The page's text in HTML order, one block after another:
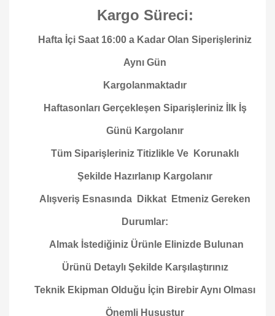
Kargo Süreci:
Hafta İçi Saat 16:00 a Kadar Olan Siperişleriniz
Aynı Gün
Kargolanmaktadır
Haftasonları Gerçekleşen Siparişleriniz İlk İş
Günü Kargolanır
Tüm Siparişleriniz Titizlikle Ve Korunaklı
Şekilde Hazırlanıp Kargolanır
Alışveriş Esnasında Dikkat Etmeniz Gereken
Durumlar:
Almak İstediğiniz Ürünle Elinizde Bulunan
Ürünü Detaylı Şekilde Karşılaştırınız
Teknik Ekipman Olduğu İçin Birebir Aynı Olması
Önemli Husustur